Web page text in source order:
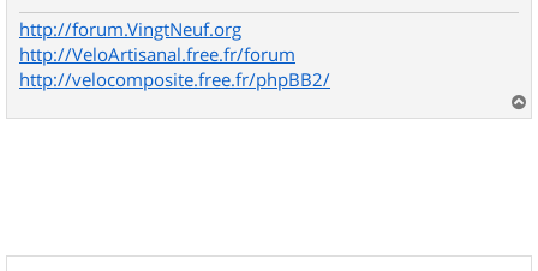
http://forum.VingtNeuf.org
http://VeloArtisanal.free.fr/forum
http://velocomposite.free.fr/phpBB2/
a